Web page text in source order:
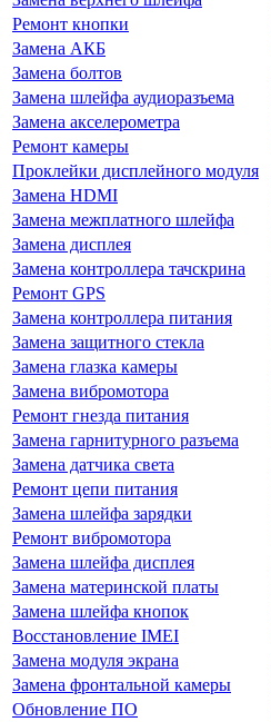
Ремонт кнопки
Замена АКБ
Замена болтов
Замена шлейфа аудиоразъема
Замена акселерометра
Ремонт камеры
Проклейки дисплейного модуля
Замена HDMI
Замена межплатного шлейфа
Замена дисплея
Замена контроллера тачскрина
Ремонт GPS
Замена контроллера питания
Замена защитного стекла
Замена глазка камеры
Замена вибромотора
Ремонт гнезда питания
Замена гарнитурного разъема
Замена датчика света
Ремонт цепи питания
Замена шлейфа зарядки
Ремонт вибромотора
Замена шлейфа дисплея
Замена материнской платы
Замена шлейфа кнопок
Восстановление IMEI
Замена модуля экрана
Замена фронтальной камеры
Обновление ПО